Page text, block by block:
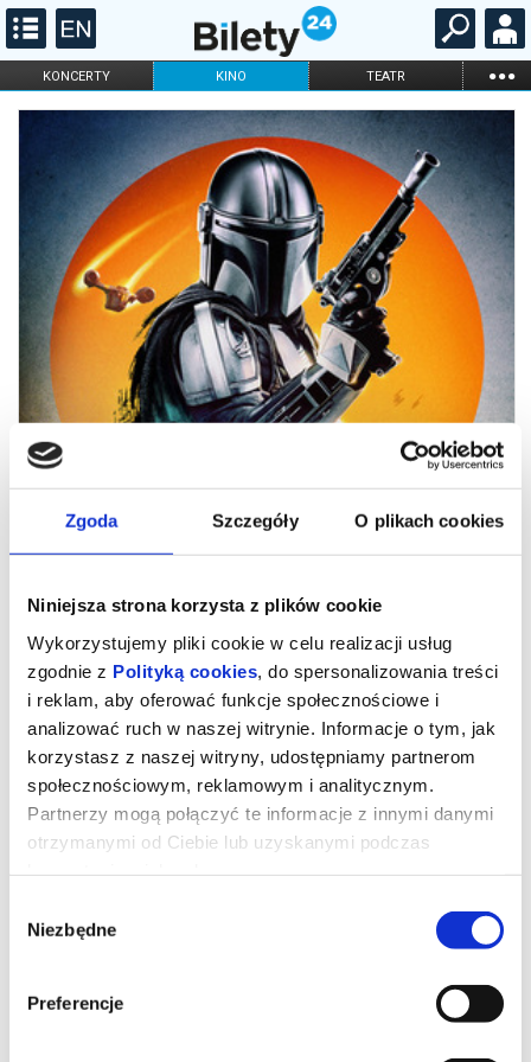
Zgoda Szczegóły O plikach cookies
Niniejsza strona korzysta z plików cookie
Wykorzystujemy pliki cookie w celu realizacji usług
zgodnie z Polityką cookies , do spersonalizowania treści
i reklam, aby oferować funkcje społecznościowe i
analizować ruch w naszej witrynie. Informacje o tym, jak
korzystasz z naszej witryny, udostępniamy partnerom
społecznościowym, reklamowym i analitycznym.
Partnerzy mogą połączyć te informacje z innymi danymi
otrzymanymi od Ciebie lub uzyskanymi podczas
zgody
Niezbędne
Preferencje
KONCERTY KINO TEATR ...
FILHARMONIA OPERA I BALET
STAND-UP
ONLINE KARNETY
GWIEZDNE WOJNY: MANDALORIAN I
Lucasfilm przedstawia "Gwiezdne wojny: The Mandalorian and
Grogu", nową produkcję z uniwersum Gwiezdnych wojen, która
zadebiutuje w kinach 22-ego maja 2026 roku, a zobaczymy w